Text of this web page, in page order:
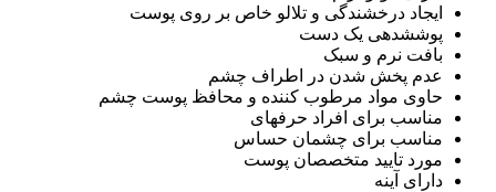
ایجاد درخشندگی و تلالو خاص بر روی پوست
پوششدهی یک دست
بافت نرم و سبک
عدم پخش شدن در اطراف چشم
حاوی مواد مرطوب کننده و محافظ پوست چشم
مناسب برای افراد حرفهای
مناسب برای چشمان حساس
مورد تایید متخصصان پوست
دارای آینه